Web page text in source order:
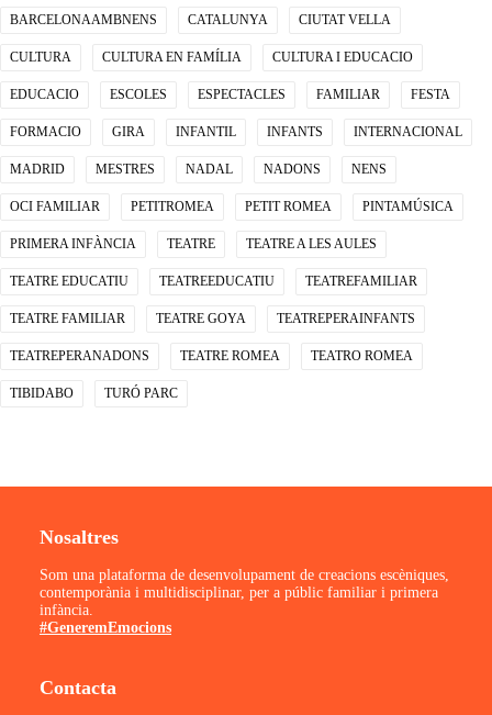
BARCELONAAMBNENS CATALUNYA CIUTAT VELLA
CULTURA CULTURA EN FAMÍLIA CULTURA I EDUCACIO
EDUCACIO ESCOLES ESPECTACLES FAMILIAR FESTA
FORMACIO GIRA INFANTIL INFANTS INTERNACIONAL
MADRID MESTRES NADAL NADONS NENS
OCI FAMILIAR PETITROMEA PETIT ROMEA PINTAMÚSICA
PRIMERA INFÀNCIA TEATRE TEATRE A LES AULES
TEATRE EDUCATIU TEATREEDUCATIU TEATREFAMILIAR
TEATRE FAMILIAR TEATRE GOYA TEATREPERAINFANTS
TEATREPERANADONS TEATRE ROMEA TEATRO ROMEA
TIBIDABO TURÓ PARC
Nosaltres
Som una plataforma de desenvolupament de creacions escèniques,
contemporània i multidisciplinar, per a públic familiar i primera
infància.
#GeneremEmocions
Contacta